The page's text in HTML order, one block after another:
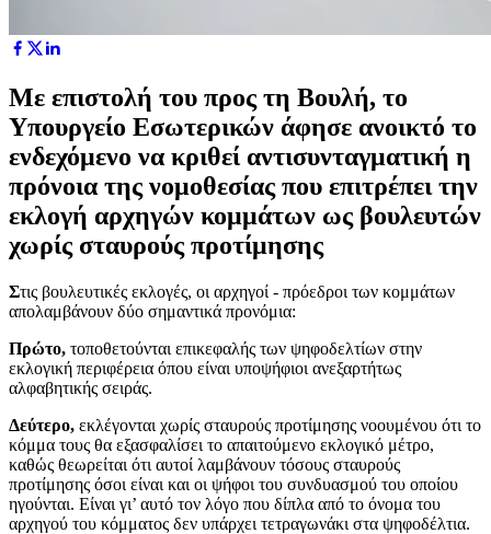
Με επιστολή του προς τη Βουλή, το
Υπουργείο Εσωτερικών άφησε ανοικτό το
ενδεχόμενο να κριθεί αντισυνταγματική η
πρόνοια της νομοθεσίας που επιτρέπει την
εκλογή αρχηγών κομμάτων ως βουλευτών
χωρίς σταυρούς προτίμησης
Στις βουλευτικές εκλογές, οι αρχηγοί - πρόεδροι των κομμάτων
απολαμβάνουν δύο σημαντικά προνόμια:
Πρώτο, τοποθετούνται επικεφαλής των ψηφοδελτίων στην
εκλογική περιφέρεια όπου είναι υποψήφιοι ανεξαρτήτως
αλφαβητικής σειράς.
Δεύτερο, εκλέγονται χωρίς σταυρούς προτίμησης νοουμένου ότι το
κόμμα τους θα εξασφαλίσει το απαιτούμενο εκλογικό μέτρο,
καθώς θεωρείται ότι αυτοί λαμβάνουν τόσους σταυρούς
προτίμησης όσοι είναι και οι ψήφοι του συνδυασμού του οποίου
ηγούνται. Είναι γι’ αυτό τον λόγο που δίπλα από το όνομα του
αρχηγού του κόμματος δεν υπάρχει τετραγωνάκι στα ψηφοδέλτια.